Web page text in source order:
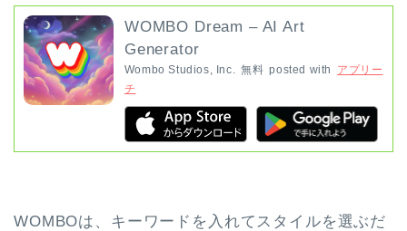
WOMBO Dream – AI Art
Generator
Wombo Studios, Inc. 無料 posted with
アプリー
チ
WOMBOは、キーワードを入れてスタイルを選ぶだ